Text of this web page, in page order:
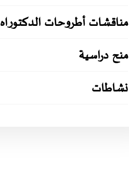
مناقشات أطروحات الدكتوراه
منح دراسية
نشاطات